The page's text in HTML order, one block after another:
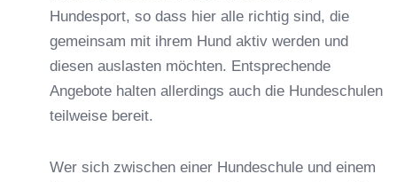
Hundesport, so dass hier alle richtig sind, die
gemeinsam mit ihrem Hund aktiv werden und
diesen auslasten möchten. Entsprechende
Angebote halten allerdings auch die Hundeschulen
teilweise bereit.
Wer sich zwischen einer Hundeschule und einem